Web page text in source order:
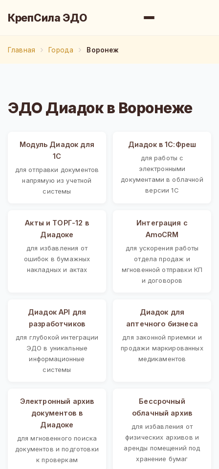
КрепСила ЭДО
Главная Города Воронеж
ЭДО Диадок в Воронеже
Модуль Диадок для
1С
для отправки документов
напрямую из учетной
системы
Диадок в 1С:Фреш
для работы с
электронными
документами в облачной
версии 1С
Акты и ТОРГ-12 в
Диадоке
для избавления от
ошибок в бумажных
накладных и актах
Интеграция с
AmoCRM
для ускорения работы
отдела продаж и
мгновенной отправки КП
и договоров
Диадок API для
разработчиков
для глубокой интеграции
ЭДО в уникальные
информационные
системы
Диадок для
аптечного бизнеса
для законной приемки и
продажи маркированных
медикаментов
Электронный архив
документов в
Диадоке
для мгновенного поиска
документов и подготовки
к проверкам
Бессрочный
облачный архив
для избавления от
физических архивов и
аренды помещений под
хранение бумаг